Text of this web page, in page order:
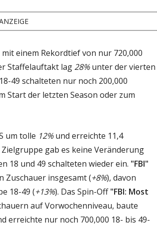
einem Rekordtief von nur 720,000
Staffelauftakt lag 28%unter der vierten
49 schalteten nur noch 200,000
Start der letzten Season oder zum
um tolle 12%und erreichte 11,4
gab es keine Veränderung
18 und 49 schalteten wieder ein. "FBI"
Zuschauer insgesamt (+8%), davon
18-49 (+13%). Das Spin-Off"FBI: Most
auf Vorwochenniveau, baute
erreichte nur noch 700,000 18- bis 49-